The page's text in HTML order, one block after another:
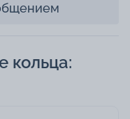
кольца: